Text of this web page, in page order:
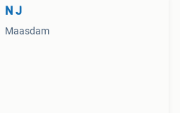
N J
Maasdam